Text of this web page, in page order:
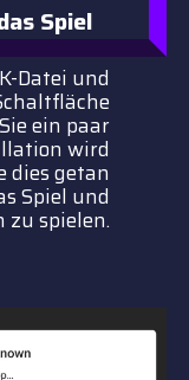
Spiel
Datei und
ein paar
wird
dies getan
Spiel und
zu spielen.